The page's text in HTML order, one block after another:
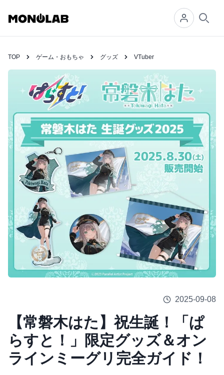
TOP ゲーム・おもちゃ グッズ VTuber
2025-09-08
【常磐木はた】祝生誕！「ぱ
らすと！」限定グッズ＆オン
ラインミーグリ完全ガイド！